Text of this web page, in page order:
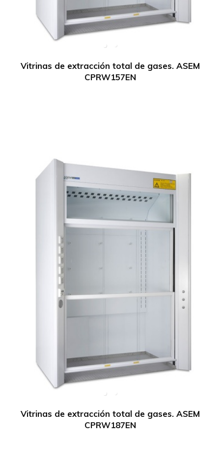
Vitrinas de extracción total de gases. ASEM
CPRW157EN
Vitrinas de extracción total de gases. ASEM
CPRW187EN